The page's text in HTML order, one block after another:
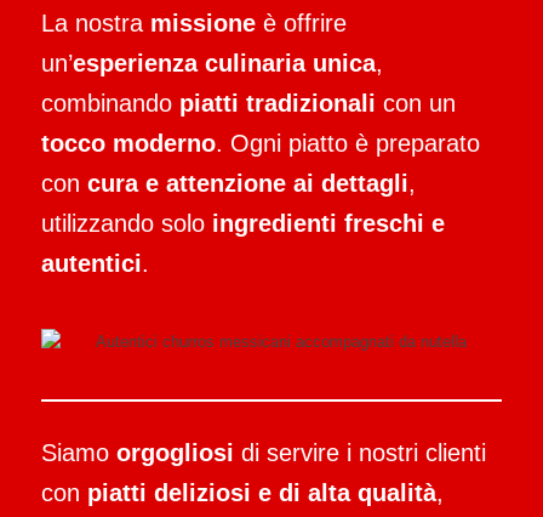
La nostra missioneè offrire
un’esperienza culinaria unica,
combinandopiatti tradizionali con un
tocco moderno. Ogni piatto è preparato
con cura e attenzione ai dettagli,
utilizzando solo ingredienti freschi e
autentici.
Siamo orgogliosi di servire i nostri clienti
con piatti deliziosi e di alta qualità,